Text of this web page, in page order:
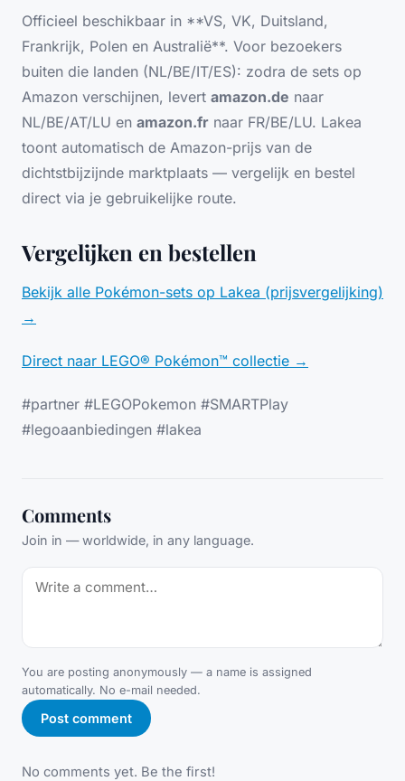
Officieel beschikbaar in **VS, VK, Duitsland,
Frankrijk, Polen en Australië**. Voor bezoekers
buiten die landen (NL/BE/IT/ES): zodra de sets op
Amazon verschijnen, levert amazon.de naar
NL/BE/AT/LU en amazon.fr naar FR/BE/LU. Lakea
toont automatisch de Amazon-prijs van de
dichtstbijzijnde marktplaats — vergelijk en bestel
direct via je gebruikelijke route.
Vergelijken en bestellen
Bekijk alle Pokémon-sets op Lakea (prijsvergelijking)
→
Direct naar LEGO® Pokémon™ collectie →
#partner #LEGOPokemon #SMARTPlay
#legoaanbiedingen #lakea
Comments
Join in — worldwide, in any language.
You are posting anonymously — a name is assigned
automatically. No e-mail needed.
Post comment
No comments yet. Be the first!